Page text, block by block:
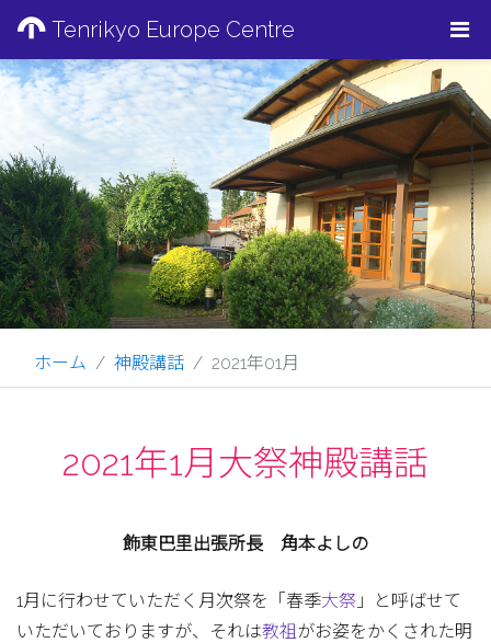
Tenrikyo Europe Centre
ホーム 神殿講話 2021年01月
2021年1月大祭神殿講話
飾東巴里出張所長 角本よしの
1月に行わせていただく月次祭を「春季大祭 」と呼ばせて
いただいておりますが、それは教祖がお姿をかくされた明